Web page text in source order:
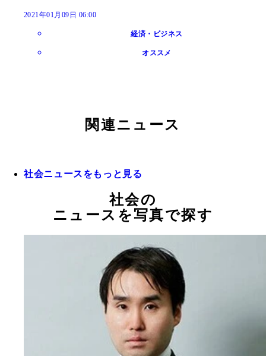
2021年01月09日 06:00
経済・ビジネス
オススメ
関連ニュース
社会ニュースをもっと見る
社会の
ニュースを写真で探す